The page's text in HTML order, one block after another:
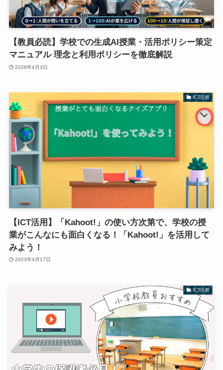
【教員必読】学校での生成AI授業・活用ポリシー策定
マニュアル 理念と利用ポリシーを徹底解説
2026年4月3日
ICT活用
【ICT活用】「Kahoot!」の使い方次第で、学校の授
業がこんなにも面白くなる！「Kahoot!」を活用して
みよう！
2023年4月17日
ICT活用